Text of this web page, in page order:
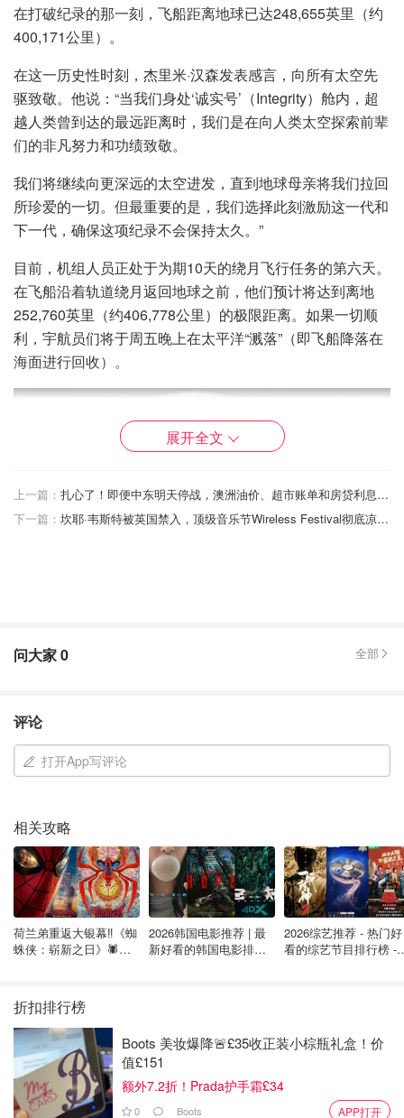
在打破纪录的那一刻，飞船距离地球已达248,655英里（约
400,171公里）。
在这一历史性时刻，杰里米·汉森发表感言，向所有太空先
驱致敬。他说：“当我们身处‘诚实号’（Integrity）舱内，超
越人类曾到达的最远距离时，我们是在向人类太空探索前辈
们的非凡努力和功绩致敬。
我们将继续向更深远的太空进发，直到地球母亲将我们拉回
所珍爱的一切。但最重要的是，我们选择此刻激励这一代和
下一代，确保这项纪录不会保持太久。”
目前，机组人员正处于为期10天的绕月飞行任务的第六天。
在飞船沿着轨道绕月返回地球之前，他们预计将达到离地
252,760英里（约406,778公里）的极限距离。如果一切顺
利，宇航员们将于周五晚上在太平洋“溅落”（即飞船降落在
海面进行回收）。
在这次任务中，宇航员们将面临一个极具挑战性的时刻：当
届时，月球本身将遮挡所有用于与地球沟通的无线电和激光
阿耳忒弥斯2号的飞行员维克多·格洛弗在任务出发前表示：
一个机会。请为我们祈祷、祝福，在心中期盼我们能顺利与
地面恢复联系。”
这种孤独感在航天史上并不陌生。1969年执行阿波罗11号
展开全文
上一篇：
扎心了！即便中东明天停战，澳洲油价、超市账单和房贷利息还得继续涨？
下一篇：
坎耶·韦斯特被英国禁入，顶级音乐节Wireless Festival彻底凉凉！
问大家0 全部
评论
打开App写评论
相关攻略
荷兰弟重返大银幕‼️《蜘
蛛侠：崭新之日》🕷️北
2026韩国电影推荐 | 最
新好看的韩国电影排行
2026综艺推荐 - 热门好
看的综艺节目排行榜 -
折扣排行榜
Boots 美妆爆降🚨£35收正装小棕瓶礼盒！价
值£151
额外7.2折！Prada护手霜£34
0 Boots APP打开